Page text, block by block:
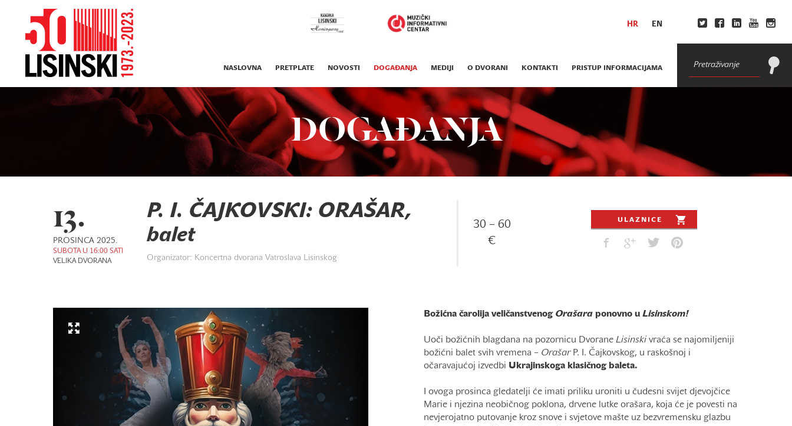
HR EN
NASLOVNA PRETPLATE NOVOSTI DOGAĐANJA MEDIJI O DVORANI KONTAKTI PRISTUP INFORMACIJAMA
DOGAĐANJA
13.
PROSINCA 2025.
SUBOTA U 16:00 SATI
VELIKA DVORANA
P. I. ČAJKOVSKI: ORAŠAR,
balet
Organizator: Koncertna dvorana Vatroslava Lisinskog
30 – 60
€
ULAZNICE
Božićna čarolija veličanstvenog Orašara ponovno u Lisinskom!
Uoči božićnih blagdana na pozornicu Dvorane Lisinskivraća se najomiljeniji
božićni balet svih vremena – OrašarP. I. Čajkovskog, u raskošnoj i
očaravajućoj izvedbi Ukrajinskoga klasičnog baleta.
I ovoga prosinca gledatelji će imati priliku uroniti u čudesni svijet djevojčice
Marie i njezina neobičnog poklona, drvene lutke orašara, koja će je povesti na
nevjerojatno putovanje kroz snove i svjetove mašte uz bezvremensku glazbu